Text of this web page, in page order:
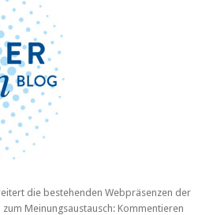
die bestehenden Webpräsenzen der
Meinungsaustausch: Kommentieren